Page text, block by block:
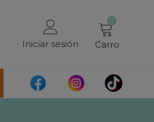
Iniciar sesión
0
Carro